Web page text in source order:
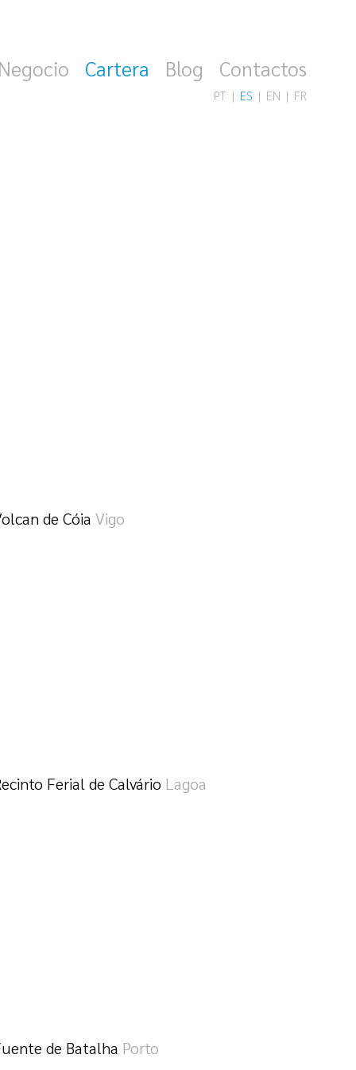
Cartera Blog Contactos
PT ES EN FR
de CóiaVigo
Ferial de Calvário Lagoa
de Batalha Porto